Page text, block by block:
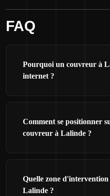
FAQ
Pourquoi un couvreur à
internet ?
Comment se positionner
couvreur à Lalinde ?
Quelle zone
Lalinde ?